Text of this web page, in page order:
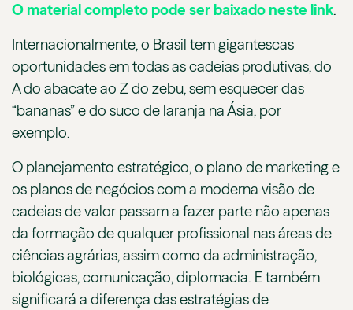
O material completo pode ser baixado neste link.
Internacionalmente, o Brasil tem gigantescas
oportunidades em todas as cadeias produtivas, do
A do abacate ao Z do zebu, sem esquecer das
“bananas” e do suco de laranja na Ásia, por
exemplo.
O planejamento estratégico, o plano de marketing e
os planos de negócios com a moderna visão de
cadeias de valor passam a fazer parte não apenas
da formação de qualquer profissional nas áreas de
ciências agrárias, assim como da administração,
biológicas, comunicação, diplomacia. E também
significará a diferença das estratégias de